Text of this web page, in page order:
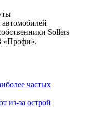
автомобилей
Sollers
«Профи».
частых
из-за острой